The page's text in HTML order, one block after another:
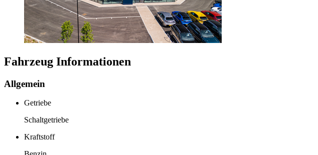
Fahrzeug Informationen
Allgemein
Getriebe
Schaltgetriebe
Kraftstoff